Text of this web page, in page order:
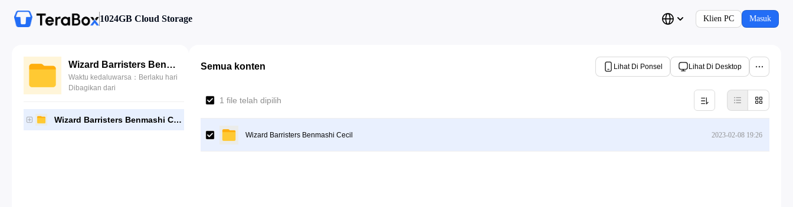
1024GB Cloud Storage Klien PC Masuk
Wizard Barristers Benmashi Cecil
Waktu kedaluwarsa：Berlaku hari
Dibagikan dari
Wizard Barristers Benmashi Cecil
Semua konten Lihat Di Ponsel Lihat Di Desktop
1 file telah dipilih
Wizard Barristers Benmashi Cecil 2023-02-08 19:26